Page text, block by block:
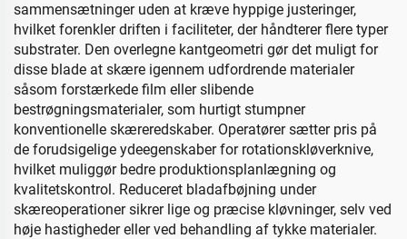
sammensætninger uden at kræve hyppige justeringer,
hvilket forenkler driften i faciliteter, der håndterer flere typer
substrater. Den overlegne kantgeometri gør det muligt for
disse blade at skære igennem udfordrende materialer
såsom forstærkede film eller slibende
bestrøgningsmaterialer, som hurtigt stumpner
konventionelle skæreredskaber. Operatører sætter pris på
de forudsigelige ydeegenskaber for rotationskløverknive,
hvilket muliggør bedre produktionsplanlægning og
kvalitetskontrol. Reduceret bladafbøjning under
skæreoperationer sikrer lige og præcise kløvninger, selv ved
høje hastigheder eller ved behandling af tykke materialer.